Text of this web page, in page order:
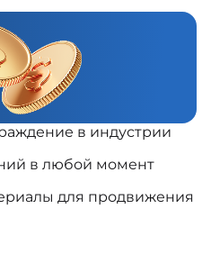
в индустрии
в любой момент
для продвижения